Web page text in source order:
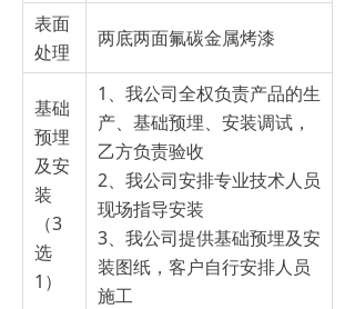
表面
处理
两底两面氟碳金属烤漆
基础
预埋
及安
装
（3
选
1）
1、我公司全权负责产品的生
产、基础预埋、安装调试，
乙方负责验收
2、我公司安排专业技术人员
现场指导安装
3、我公司提供基础预埋及安
装图纸，客户自行安排人员
施工